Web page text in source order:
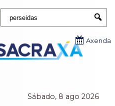
Sábado, 8 ago 2026
Axenda